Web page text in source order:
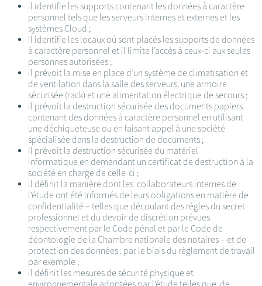
il identifie les supports contenant les données à caractère
personnel tels que les serveurs internes et externes et les
systèmes Cloud ;
il identifie les locaux où sont placés les supports de données
à caractère personnel et il limite l’accès à ceux-ci aux seules
personnes autorisées ;
il prévoit la mise en place d’un système de climatisation et
de ventilation dans la salle des serveurs, une armoire
sécurisée (rack) et une alimentation électrique de secours ;
il prévoit la destruction sécurisée des documents papiers
contenant des données à caractère personnel en utilisant
une déchiqueteuse ou en faisant appel à une société
spécialisée dans la destruction de documents ;
il prévoit la destruction sécurisée du matériel
informatique en demandant un certificat de destruction à la
société en charge de celle-ci ;
il définit la manière dont les collaborateurs internes de
l’étude ont été informés de leurs obligations en matière de
confidentialité – telles que découlant des règles du secret
professionnel et du devoir de discrétion prévues
respectivement par le Code pénal et par le Code de
déontologie de la Chambre nationale des notaires – et de
protection des données : par le biais du règlement de travail
par exemple ;
il définit les mesures de sécurité physique et